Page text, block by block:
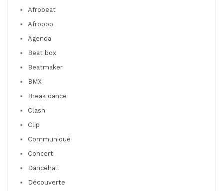
Afrobeat
Afropop
Agenda
Beat box
Beatmaker
BMX
Break dance
Clash
Clip
Communiqué
Concert
Dancehall
Découverte